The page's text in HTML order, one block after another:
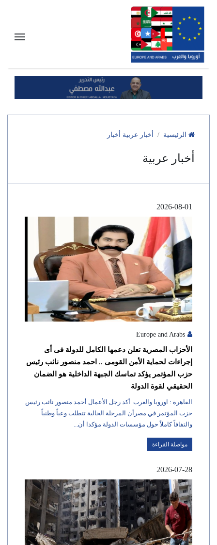
أخبار عربية أخبار
أخبار عربية
2026-08-01
Europe and Arabs
الأحزاب المصرية تعلن دعمها الكامل للدولة فى أى
إجراءات لحماية الأمن القومى .. احمد منصور نائب رئيس
حزب المؤتمر يؤكد تماسك الجبهة الداخلية هو الضمان
الحقيقي لقوة الدولة
القاهرة : اوروبا والعرب أكد رجل الأعمال أحمد منصور نائب رئيس
حزب المؤتمر في مصرأن المرحلة الحالية تتطلب وعياً وطنياً
والتفافاً كاملاً حول مؤسسات الدولة مؤكدا أن...
مواصلة القراءة
2026-07-28